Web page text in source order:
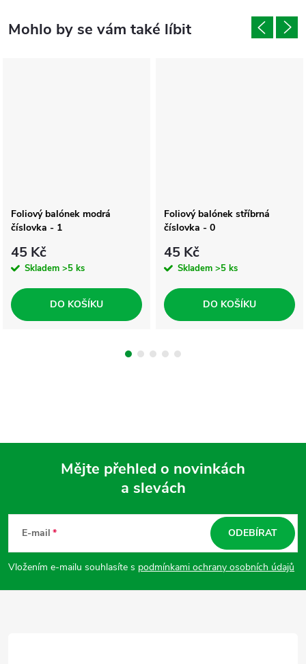
Foliový balónek modrá
číslovka - 1
45 Kč
Skladem >5 ks
DO KOŠÍKU
Foliový balónek stříbrná
číslovka - 0
45 Kč
Skladem >5 ks
DO KOŠÍKU
p
a
Mějte přehled o novinkách
a slevách
E-mail
Vložením e-mailu souhlasíte s podmínkami ochrany osobních údajů
ODEBÍRAT